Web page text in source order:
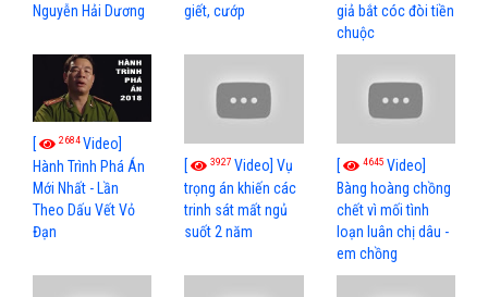
Nguyễn Hải Dương
giết, cướp
giả bắt cóc đòi tiền
chuộc
[ 2684Video]
Hành Trình Phá Án
Mới Nhất - Lần
Theo Dấu Vết Vỏ
Đạn
[ 3927Video] Vụ
trọng án khiến các
trinh sát mất ngủ
suốt 2 năm
[ 4645 Video]
Bàng hoàng chồng
chết vì mối tình
loạn luân chị dâu -
em chồng